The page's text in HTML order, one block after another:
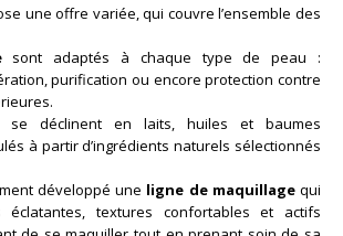
une offre variée, qui couvre l’ensemble des
sont adaptés à chaque type de peau :
purification ou encore protection contre
se déclinent en laits, huiles et baumes
à partir d’ingrédients naturels sélectionnés
développé une ligne de maquillagequi
éclatantes, textures confortables et actifs